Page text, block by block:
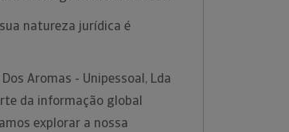
natureza jurídica é
Aromas - Unipessoal, Lda
da informação global
explorar a nossa